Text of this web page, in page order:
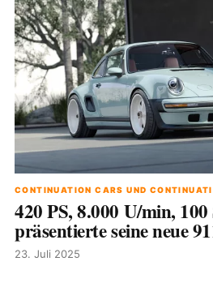
CONTINUATION CARS UND
420 PS, 8.000 U/min,
präsentierte seine neue
23. Juli 2025